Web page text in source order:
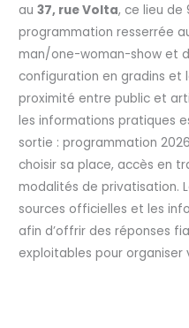
au37, rue Volta, ce lieu de
programmation resserrée
man/one-woman-show et
configuration en gradins et
proximité entre public et
les informations pratiques
sortie : programmation
choisir sa place, accès en
modalités de privatisation.
sources officielles et les
afin d’offrir des réponses
exploitables pour organiser